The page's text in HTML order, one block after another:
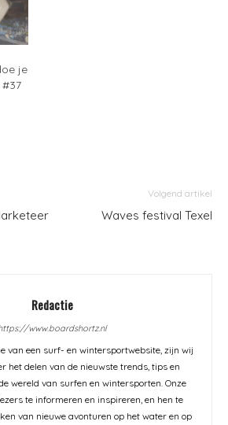
je
Volgend artikel
Waves festival Texel
Redactie
www.boardshortz.nl
van een surf- en wintersportwebsite, zijn wij
het delen van de nieuwste trends, tips en
wereld van surfen en wintersporten. Onze
te informeren en inspireren, en hen te
van nieuwe avonturen op het water en op